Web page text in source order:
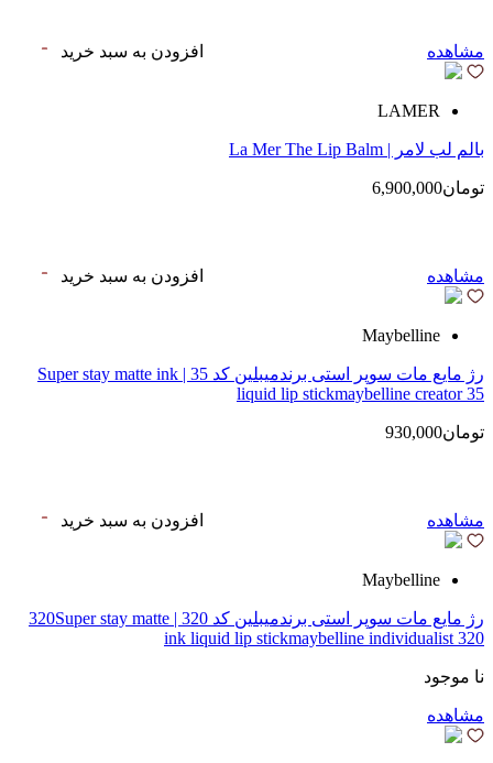
مشاهده افزودن به سبد خرید
LAMER
بالم لب لامر | La Mer The Lip Balm
تومان6,900,000
مشاهده افزودن به سبد خرید
Maybelline
رژ مایع مات سوپر استی‌ برندمیبلین کد 35 | Super stay matte ink
liquid lip stickmaybelline creator 35
تومان930,000
مشاهده افزودن به سبد خرید
Maybelline
رژ مایع مات سوپر استی‌ برندمیبلین کد 320 | 320Super stay matte
ink liquid lip stickmaybelline individualist 320
نا موجود
مشاهده